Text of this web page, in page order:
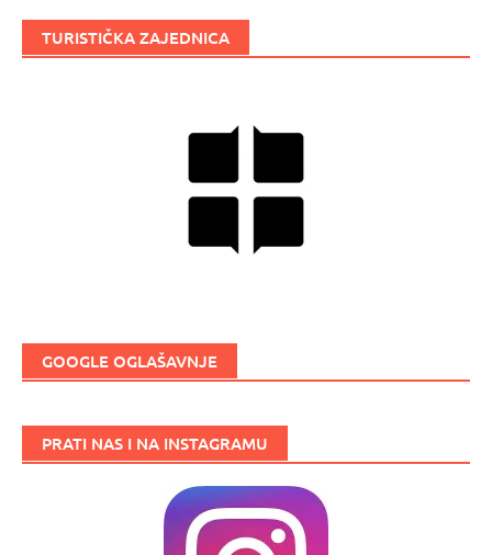
TURISTIČKA ZAJEDNICA
GOOGLE OGLAŠAVNJE
PRATI NAS I NA INSTAGRAMU